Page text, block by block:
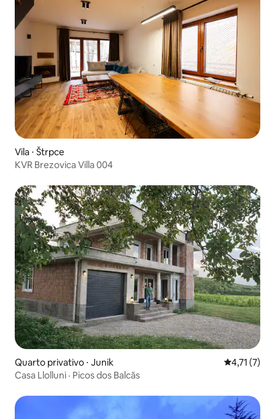
Vila ⋅ Štrpce
KVR Brezovica Villa 004
Quarto privativo ⋅ Junik 4,71 de
4,71 (7)
Casa Llolluni · Picos dos Balcãs